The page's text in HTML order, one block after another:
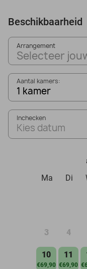
Beschikbaarheid
Arrangement
Selecteer
Aantal kamers:
1 kamer
Inchecken
Kies datum
Ma
Di
3 4
10
€69,90
11
€69,90